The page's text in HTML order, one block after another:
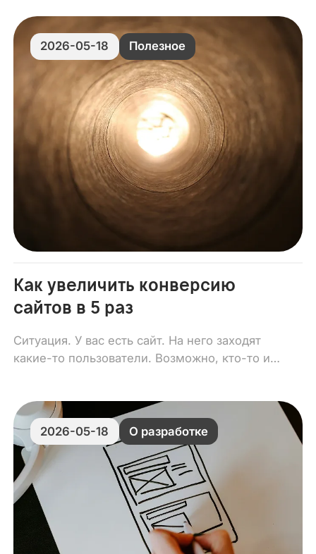
2026-05-18 Полезное
Как увеличить конверсию
сайтов в 5 раз
Ситуация. У вас есть сайт. На него заходят
какие-то пользователи. Возможно, кто-то из
2026-05-18 О разработке